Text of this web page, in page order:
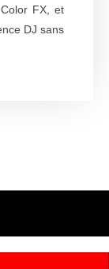
FX, et
DJ sans